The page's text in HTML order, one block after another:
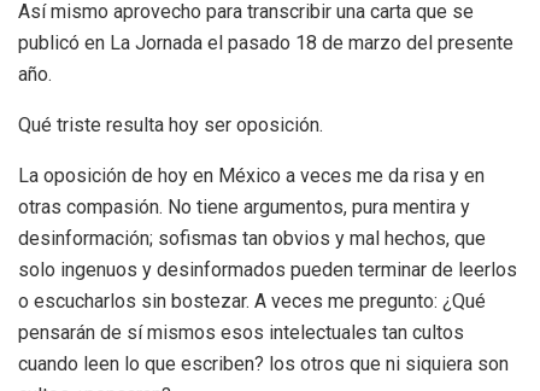
Así mismo aprovecho para transcribir una carta que se
publicó en La Jornada el pasado 18 de marzo del presente
año.
Qué triste resulta hoy ser oposición.
La oposición de hoy en México a veces me da risa y en
otras compasión. No tiene argumentos, pura mentira y
desinformación; sofismas tan obvios y mal hechos, que
solo ingenuos y desinformados pueden terminar de leerlos
o escucharlos sin bostezar. A veces me pregunto: ¿Qué
pensarán de sí mismos esos intelectuales tan cultos
cuando leen lo que escriben? los otros que ni siquiera son